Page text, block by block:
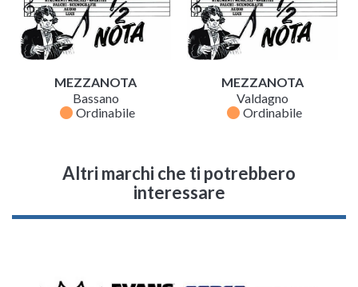
MEZZANOTA
Bassano
fiber_manual_record Ordinabile
MEZZANOTA
Valdagno
fiber_manual_record Ordinabile
Altri marchi che ti potrebbero
interessare